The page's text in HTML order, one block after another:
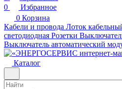
0
Избранное
0 Корзина
Кабели и провода Лоток
светодиодная Розетки
Выключатель автоматический
Каталог